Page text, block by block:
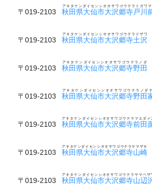
〒019-2103 秋田県大仙市大沢郷寺戸川
アキタケンダイセンシオオサワゴウテラトガワ
〒019-2103 秋田県大仙市大沢郷寺土沢
アキタケンダイセンシオオサワゴウテラドザワ
〒019-2103 秋田県大仙市大沢郷寺野田
アキタケンダイセンシオオサワゴウテラノダ
〒019-2103 秋田県大仙市大沢郷寺野田
アキタケンダイセンシオオサワゴウテラノダ
〒019-2103 秋田県大仙市大沢郷寺前田
アキタケンダイセンシオオサワゴウテラマエダメ
〒019-2103 秋田県大仙市大沢郷寺山崎
アキタケンダイセンシオオサワゴウテラヤマザキ
〒019-2103 秋田県大仙市大沢郷寺山辺
アキタケンダイセンシオオサワゴウテラヤマベザ